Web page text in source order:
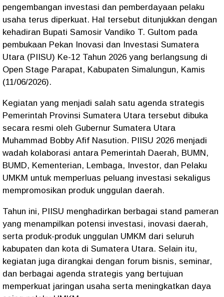
pengembangan investasi dan pemberdayaan pelaku
usaha terus diperkuat. Hal tersebut ditunjukkan dengan
kehadiran Bupati Samosir Vandiko T. Gultom pada
pembukaan Pekan Inovasi dan Investasi Sumatera
Utara (PIISU) Ke-12 Tahun 2026 yang berlangsung di
Open Stage Parapat, Kabupaten Simalungun, Kamis
(11/06/2026).
Kegiatan yang menjadi salah satu agenda strategis
Pemerintah Provinsi Sumatera Utara tersebut dibuka
secara resmi oleh Gubernur Sumatera Utara
Muhammad Bobby Afif Nasution. PIISU 2026 menjadi
wadah kolaborasi antara Pemerintah Daerah, BUMN,
BUMD, Kementerian, Lembaga, Investor, dan Pelaku
UMKM untuk memperluas peluang investasi sekaligus
mempromosikan produk unggulan daerah.
Tahun ini, PIISU menghadirkan berbagai stand pameran
yang menampilkan potensi investasi, inovasi daerah,
serta produk-produk unggulan UMKM dari seluruh
kabupaten dan kota di Sumatera Utara. Selain itu,
kegiatan juga dirangkai dengan forum bisnis, seminar,
dan berbagai agenda strategis yang bertujuan
memperkuat jaringan usaha serta meningkatkan daya